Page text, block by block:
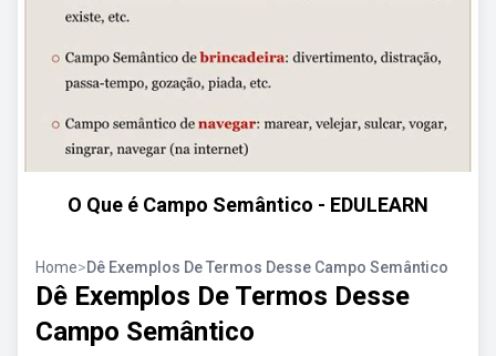
O Que é Campo Semântico - EDULEARN
Home>Dê Exemplos De Termos Desse Campo Semântico
Dê Exemplos De Termos Desse
Campo Semântico